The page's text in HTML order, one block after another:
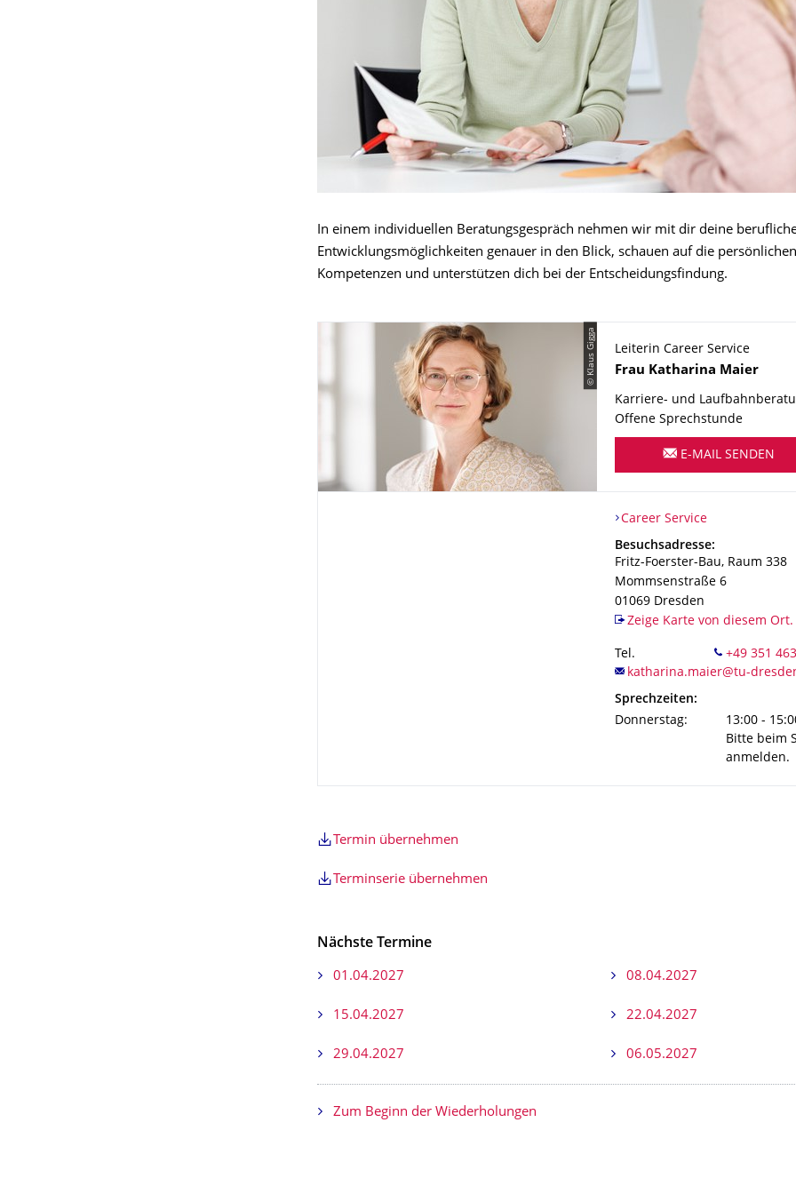
In einem individuellen Beratungsgespräch nehmen wir mit dir deine
Entwicklungsmöglichkeiten genauer in den Blick, schauen auf die persönlichen
Kompetenzen und unterstützen dich bei der Entscheidungsfindung.
© Klaus Gigga
Leiterin Career Service
Name
Frau Katharina Maier
Karriere- und
Offene Sprechstunde
E-MAIL SENDEN
Organisationsname
Career Service
Career Service
Adresse
Besuchsadresse:
Fritz-Foerster-Bau, Raum 338
Mommsenstraße 6
01069 Dresden
Zeige Karte von diesem Ort.
Tel.
Sprechzeiten:
Donnerstag:
13:00 -
Bitte beim
anmelden.
Termin übernehmen
Terminserie übernehmen
Nächste Termine
01.04.2027 08.04.2027
15.04.2027 22.04.2027
29.04.2027 06.05.2027
Zum Beginn der Wiederholungen